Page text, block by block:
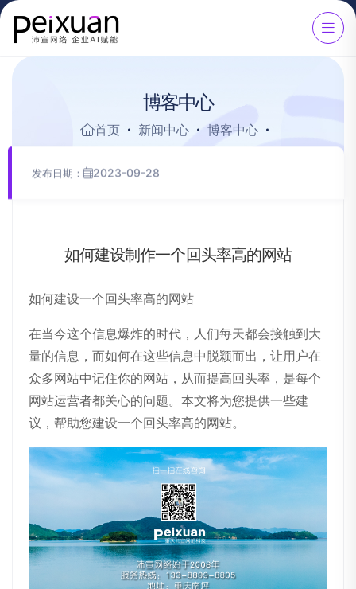
博客中心
首页 新闻中心 博客中心
发布日期： 2023-09-28
如何建设制作一个回头率高的网站
如何建设一个回头率高的网站
在当今这个信息爆炸的时代，人们每天都会接触到大
量的信息，而如何在这些信息中脱颖而出，让用户在
众多网站中记住你的网站，从而提高回头率，是每个
网站运营者都关心的问题。本文将为您提供一些建
议，帮助您建设一个回头率高的网站。